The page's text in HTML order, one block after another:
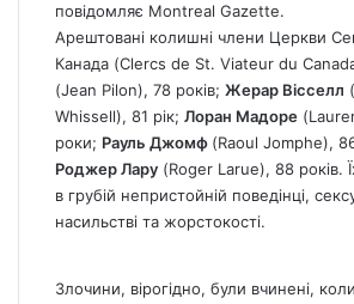
повідомляє Montreal Gazette.
Арештовані колишні члени Церкви
Канада (Clercs de St. Viateur du
(Jean Pilon), 78 років; Жерар Вісселл
Whissell), 81 рік; Лоран Мадоре
роки; Рауль Джомф (Raoul Jomphe),
Роджер Лару (Roger Larue), 88 років.
в грубій непристойній поведінці,
насильстві та жорстокості.
Злочини, вірогідно, були вчинені,